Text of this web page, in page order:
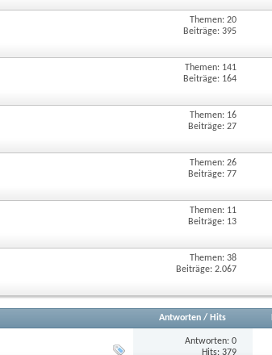
Themen: 20
Beiträge: 395
Themen: 141
Beiträge: 164
Themen: 16
Beiträge: 27
Themen: 26
Beiträge: 77
Themen: 11
Beiträge: 13
Themen: 38
Beiträge: 2.067
Antworten/ Hits
Antworten: 0
Hits: 379